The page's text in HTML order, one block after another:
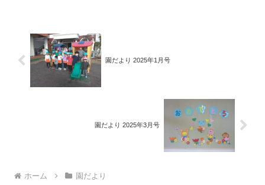
園だより 2025年1月号
園だより 2025年3月号
ホーム 園だより